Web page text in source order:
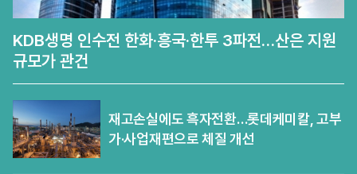
KDB생명 인수전 한화·흥국·한투 3파전…산은 지원
규모가 관건
재고손실에도 흑자전환…롯데케미칼, 고부
가·사업재편으로 체질 개선